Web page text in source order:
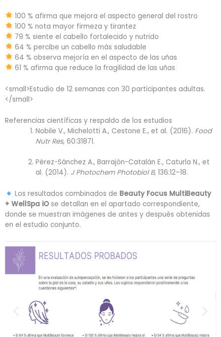
100 % afirma que mejora el aspecto general del rostro
100 % nota mayor firmeza y tirantez
79 % siente el cabello fortalecido y nutrido
64 % percibe un cabello más saludable
64 % observa mejoría en el aspecto de las uñas
61 % afirma que reduce la fragilidad de las uñas
<small>Estudio de 12 semanas con 30 participantes adultas.
</small>
Referencias científicas y respaldo de los estudios
Nobile V., Michelotti A., Cestone E., et al. (2016). Food
Nutr Res, 60:31871.
Pérez-Sánchez A., Barrajón-Catalán E., Caturla N., et
al. (2014). J Photochem Photobiol B, 136:12–18.
Los resultados combinados de Beauty Focus MultiBeauty
+ WellSpa iO se detallan en el apartado correspondiente,
donde se muestran imágenes de antes y después obtenidas
en el estudio conjunto.